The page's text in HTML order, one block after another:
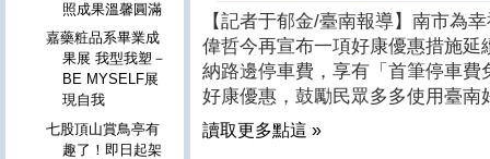
【記者于郁金/臺南報導】南市為
偉哲今再宣布一項好康優惠措施延
納路邊停車費，享有「首筆停車
好康優惠，鼓勵民眾多多使用臺
讀取更多點這 »
照成果溫馨圓滿
嘉藥粧品系畢業成
果展 我型我塑－
BE MYSELF展
現自我
七股頂山賞鳥亭有
趣了！即日起架